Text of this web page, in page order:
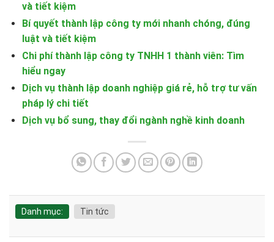
và tiết kiệm
Bí quyết thành lập công ty mới nhanh chóng, đúng
luật và tiết kiệm
Chi phí thành lập công ty TNHH 1 thành viên: Tìm
hiểu ngay
Dịch vụ thành lập doanh nghiệp giá rẻ, hỗ trợ tư vấn
pháp lý chi tiết
Dịch vụ bổ sung, thay đổi ngành nghề kinh doanh
Danh mục: Tin tức